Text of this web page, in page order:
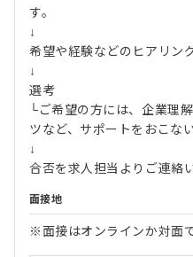
す。
↓
希望や経験などのヒアリン
↓
選考
└ご希望の方には、企業理
ツなど、サポートをおこな
↓
合否を求人担当よりご連絡
面接地
※面接はオンラインか対面